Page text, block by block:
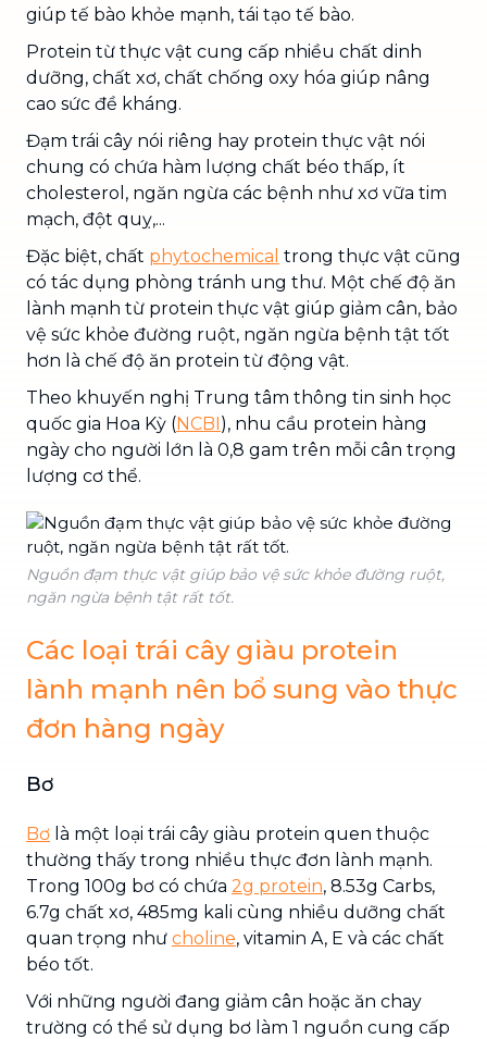
giúp tế bào khỏe mạnh, tái tạo tế bào.
Protein từ thực vật cung cấp nhiều chất dinh
dưỡng, chất xơ, chất chống oxy hóa giúp nâng
cao sức đề kháng.
Đạm trái cây nói riêng hay protein thực vật nói
chung có chứa hàm lượng chất béo thấp, ít
cholesterol, ngăn ngừa các bệnh như xơ vữa tim
mạch, đột quỵ,...
Đặc biệt, chất phytochemical trong thực vật cũng
có tác dụng phòng tránh ung thư. Một chế độ ăn
lành mạnh từ protein thực vật giúp giảm cân, bảo
vệ sức khỏe đường ruột, ngăn ngừa bệnh tật tốt
hơn là chế độ ăn protein từ động vật.
Theo khuyến nghị Trung tâm thông tin sinh học
quốc gia Hoa Kỳ (NCBI), nhu cầu protein hàng
ngày cho người lớn là 0,8 gam trên mỗi cân trọng
lượng cơ thể.
Nguồn đạm thực vật giúp bảo vệ sức khỏe đường ruột,
ngăn ngừa bệnh tật rất tốt.
Các loại trái cây giàu protein
lành mạnh nên bổ sung vào thực
đơn hàng ngày
Bơ
Bơ là một loại trái cây giàu protein quen thuộc
thường thấy trong nhiều thực đơn lành mạnh.
Trong 100g bơ có chứa 2g protein, 8.53g Carbs,
6.7g chất xơ, 485mg kali cùng nhiều dưỡng chất
quan trọng như choline, vitamin A, E và các chất
béo tốt.
Với những người đang giảm cân hoặc ăn chay
trường có thể sử dụng bơ làm 1 nguồn cung cấp